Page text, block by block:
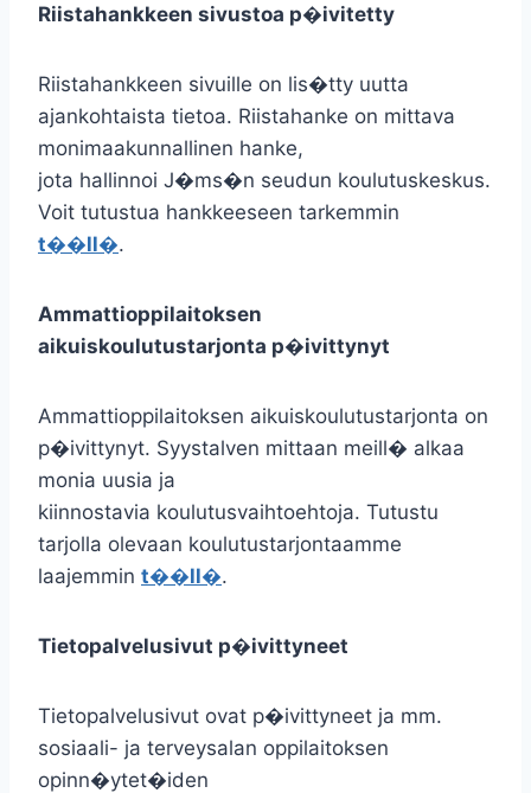
Riistahankkeen sivustoa p�ivitetty
Riistahankkeen sivuille on lis�tty uutta
ajankohtaista tietoa. Riistahanke on mittava
monimaakunnallinen hanke,
jota hallinnoi J�ms�n seudun koulutuskeskus.
Voit tutustua hankkeeseen tarkemmin
t��ll�.
Ammattioppilaitoksen
aikuiskoulutustarjonta p�ivittynyt
Ammattioppilaitoksen aikuiskoulutustarjonta on
p�ivittynyt. Syystalven mittaan meill� alkaa
monia uusia ja
kiinnostavia koulutusvaihtoehtoja. Tutustu
tarjolla olevaan koulutustarjontaamme
laajemmin t��ll�.
Tietopalvelusivut p�ivittyneet
Tietopalvelusivut ovat p�ivittyneet ja mm.
sosiaali- ja terveysalan oppilaitoksen
opinn�ytet�iden